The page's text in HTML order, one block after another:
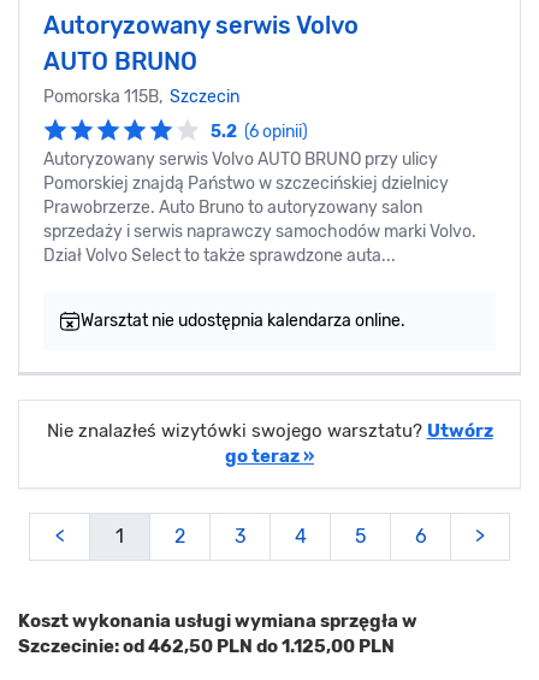
Autoryzowany serwis Volvo
AUTO BRUNO
Pomorska 115B, Szczecin
5.2 (6 opinii)
Autoryzowany serwis Volvo AUTO BRUNO przy ulicy
Pomorskiej znajdą Państwo w szczecińskiej dzielnicy
Prawobrzerze. Auto Bruno to autoryzowany salon
sprzedaży i serwis naprawczy samochodów marki Volvo.
Dział Volvo Select to także sprawdzone auta...
Warsztat nie udostępnia kalendarza online.
Nie znalazłeś wizytówki swojego warsztatu? Utwórz
go teraz »
< 1 2 3 4 5 6 >
Koszt wykonania usługi wymiana sprzęgła w
Szczecinie: od 462,50 PLN do 1.125,00 PLN